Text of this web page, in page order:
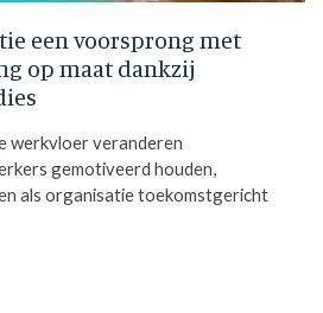
een voorsprong met
op maat dankzij
werkvloer veranderen
gemotiveerd houden,
als organisatie toekomstgericht